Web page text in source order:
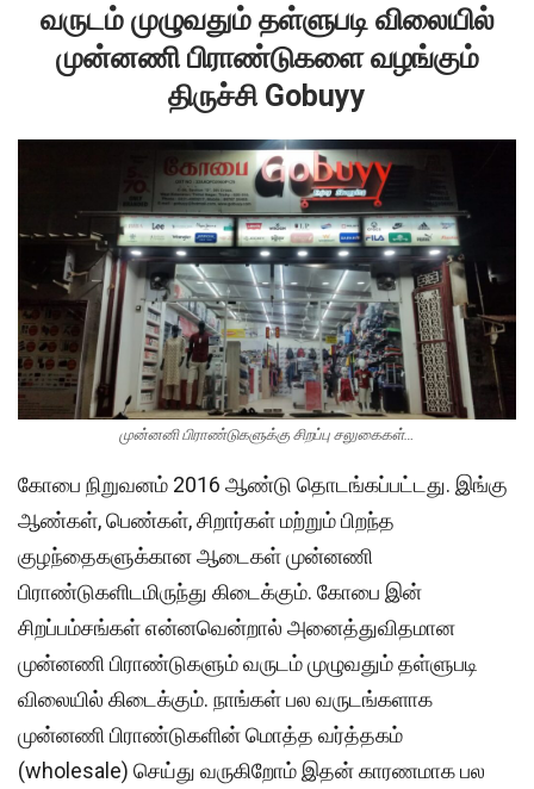
வருடம் முழுவதும் தள்ளுபடி விலையில்
முன்னணி பிராண்டுகளை வழங்கும்
திருச்சி Gobuyy
முன்னனி பிராண்டுகளுக்கு சிறப்பு சலுகைகள்…
கோபை நிறுவனம் 2016 ஆண்டு தொடங்கப்பட்டது. இங்கு
ஆண்கள், பெண்கள், சிறார்கள் மற்றும் பிறந்த
குழந்தைகளுக்கான ஆடைகள் முன்னணி
பிராண்டுகளிடமிருந்து கிடைக்கும். கோபை இன்
சிறப்பம்சங்கள் என்னவென்றால் அனைத்துவிதமான
முன்னணி பிராண்டுகளும் வருடம் முழுவதும் தள்ளுபடி
விலையில் கிடைக்கும். நாங்கள் பல வருடங்களாக
முன்னணி பிராண்டுகளின் மொத்த வர்த்தகம்
(wholesale) செய்து வருகிறோம் இதன் காரணமாக பல